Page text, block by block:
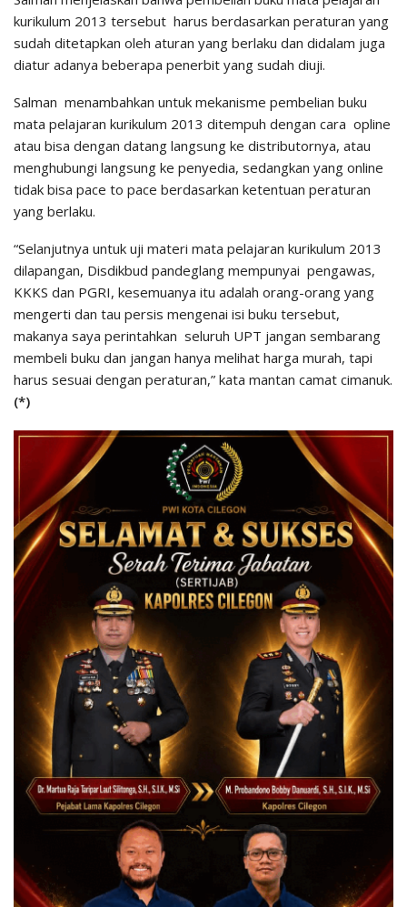
kurikulum 2013 tersebut harus berdasarkan peraturan yang
sudah ditetapkan oleh aturan yang berlaku dan didalam juga
diatur adanya beberapa penerbit yang sudah diuji.
Salman menambahkan untuk mekanisme pembelian buku
mata pelajaran kurikulum 2013 ditempuh dengan cara opline
atau bisa dengan datang langsung ke distributornya, atau
menghubungi langsung ke penyedia, sedangkan yang online
tidak bisa pace to pace berdasarkan ketentuan peraturan
yang berlaku.
“Selanjutnya untuk uji materi mata pelajaran kurikulum 2013
dilapangan, Disdikbud pandeglang mempunyai pengawas,
KKKS dan PGRI, kesemuanya itu adalah orang-orang yang
mengerti dan tau persis mengenai isi buku tersebut,
makanya saya perintahkan seluruh UPT jangan sembarang
membeli buku dan jangan hanya melihat harga murah, tapi
harus sesuai dengan peraturan,” kata mantan camat cimanuk.
(*)